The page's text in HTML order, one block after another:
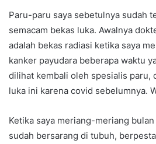
Paru-paru saya sebetulnya sudah
semacam bekas luka. Awalnya
adalah bekas radiasi ketika saya
kanker payudara beberapa waktu
dilihat kembali oleh spesialis paru,
luka ini karena covid sebelumnya.
Ketika saya meriang-meriang
sudah bersarang di tubuh,